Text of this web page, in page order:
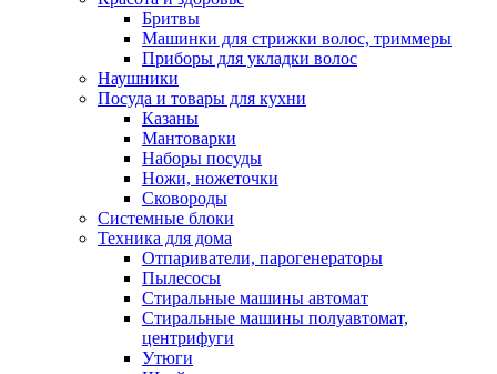
Бритвы
Машинки для стрижки волос, триммеры
Приборы для укладки волос
Наушники
Посуда и товары для кухни
Казаны
Мантоварки
Наборы посуды
Ножи, ножеточки
Сковороды
Системные блоки
Техника для дома
Отпариватели, парогенераторы
Пылесосы
Стиральные машины автомат
Стиральные машины полуавтомат,
центрифуги
Утюги